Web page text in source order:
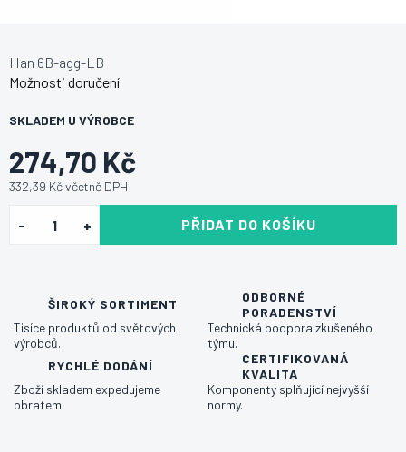
274,70 Kč
332,39 Kč včetně DPH
SKLADEM U VÝROBCE
Možnosti doručení
PŘIDAT DO KOŠÍKU
Han 6B-agg-LB
ŠIROKÝ SORTIMENT
Tisíce produktů od světových
výrobců.
ODBORNÉ
PORADENSTVÍ
Technická podpora zkušeného
týmu.
RYCHLÉ DODÁNÍ
Zboží skladem expedujeme
obratem.
CERTIFIKOVANÁ
KVALITA
Komponenty splňující nejvyšší
normy.